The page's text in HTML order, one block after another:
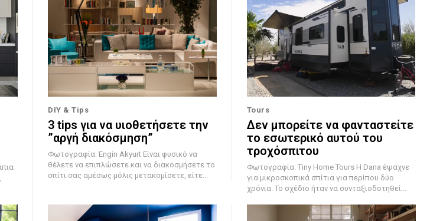
DIY & Tips
3 tips για να υιοθετήσετε την
”αργή διακόσμηση”
Φωτογραφία: Engin Akyurt Είναι φυσικό να
θέλετε να επιπλώσετε και να διακοσμήσετε το
σπίτι σας αμέσως μόλις μετακομίσετε, είτε...
Tours
Δεν μπορείτε να φανταστείτε
το εσωτερικό αυτού του
τροχόσπιτου
Φωτογραφία: Tiny Home Tours Η Dana έψαχνε
για μικροσκοπικά σπίτια για περίπου δύο
χρόνια. Το σχέδιο ήταν να συνταξιοδοτηθεί...